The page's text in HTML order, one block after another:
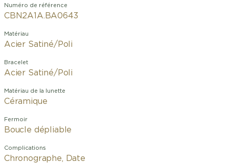
Numéro de référence
CBN2A1A.BA0643
Matériau
Acier Satiné/Poli
Bracelet
Acier Satiné/Poli
Matériau de la lunette
Céramique
Fermoir
Boucle dépliable
Complications
Chronographe, Date